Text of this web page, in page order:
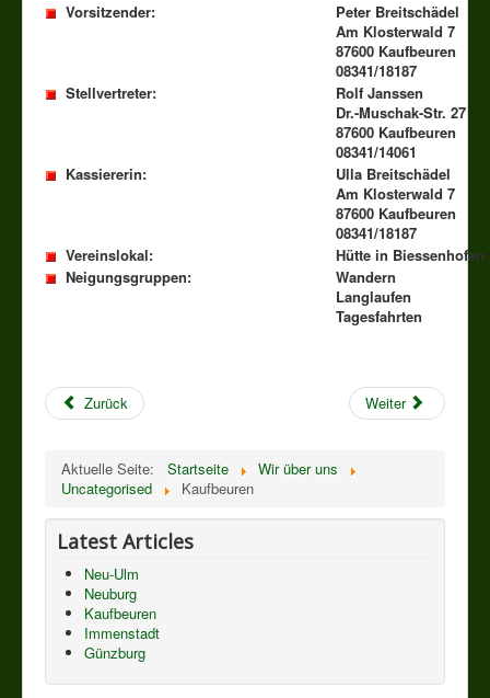
Vorsitzender:
Peter Breitschädel
Am Klosterwald 7
87600 Kaufbeuren
08341/18187
Stellvertreter:
Rolf Janssen
Dr.-Muschak-Str. 27
87600 Kaufbeuren
08341/14061
Kassiererin:
Ulla Breitschädel
Am Klosterwald 7
87600 Kaufbeuren
08341/18187
Vereinslokal:
Hütte in Biessenhofen
Neigungsgruppen:
Wandern
Langlaufen
Tagesfahrten
Zurück Weiter
Aktuelle Seite: Startseite
Wir über uns
Uncategorised
Kaufbeuren
Latest Articles
Neu-Ulm
Neuburg
Kaufbeuren
Immenstadt
Günzburg